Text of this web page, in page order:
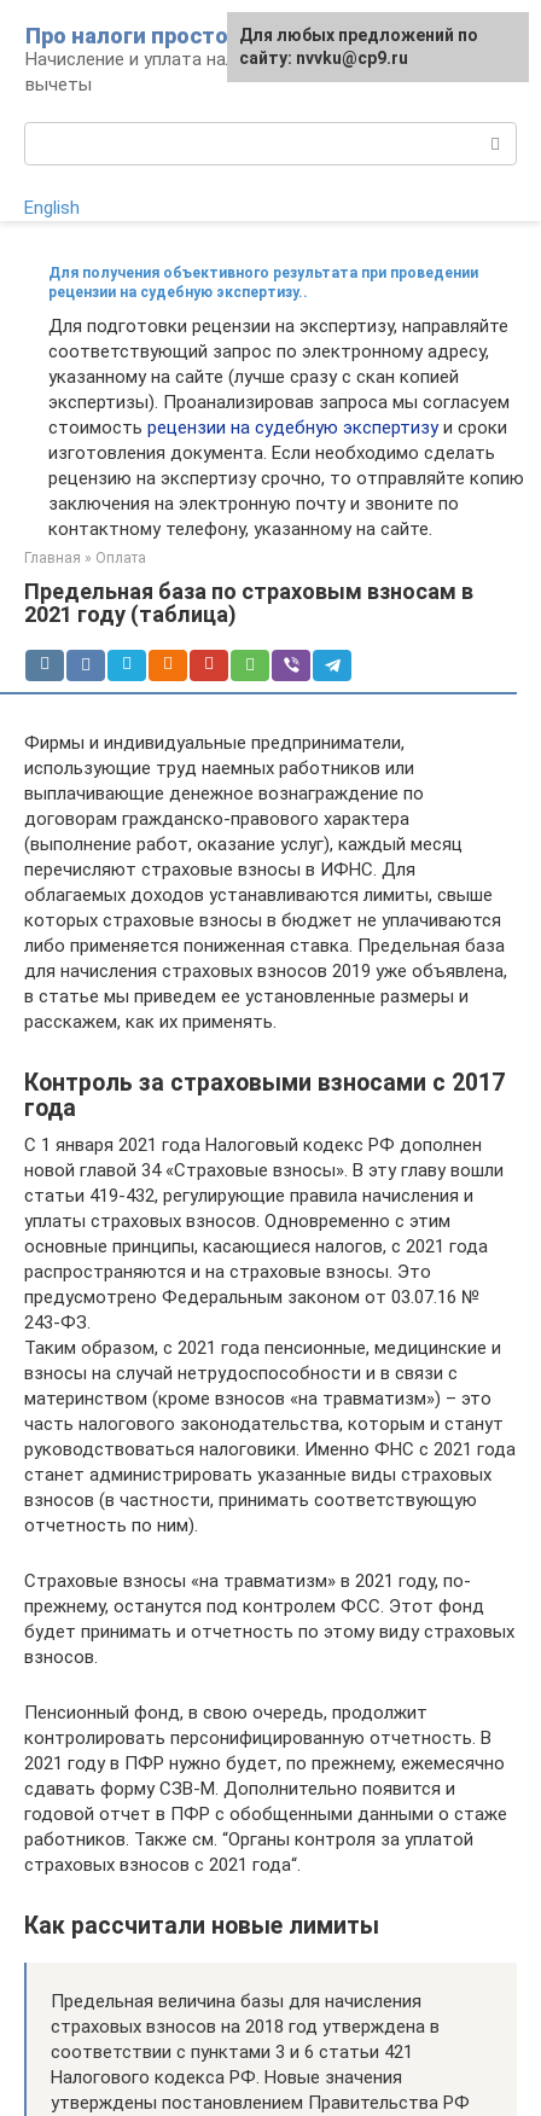
контенту
Про налоги просто
Начисление и уплата налогов, налоговые
вычеты
English
Для получения объективного результата при проведении
рецензии на судебную экспертизу..
Для подготовки рецензии на экспертизу, направляйте
соответствующий запрос по электронному адресу,
указанному на сайте (лучше сразу с скан копией
экспертизы). Проанализировав запроса мы согласуем
стоимость рецензии на судебную экспертизуи сроки
изготовления документа. Если необходимо сделать
рецензию на экспертизу срочно, то отправляйте копию
заключения на электронную почту и звоните по
контактному телефону, указанному на сайте.
Главная » Оплата
Предельная база по страховым взносам в
2021 году (таблица)
Фирмы и индивидуальные предприниматели,
использующие труд наемных работников или
выплачивающие денежное вознаграждение по
договорам гражданско-правового характера
(выполнение работ, оказание услуг), каждый месяц
перечисляют страховые взносы в ИФНС. Для
облагаемых доходов устанавливаются лимиты, свыше
которых страховые взносы в бюджет не уплачиваются
либо применяется пониженная ставка. Предельная база
для начисления страховых взносов 2019 уже объявлена,
в статье мы приведем ее установленные размеры и
расскажем, как их применять.
Контроль за страховыми взносами с 2017
года
С 1 января 2021 года Налоговый кодекс РФ дополнен
новой главой 34 «Страховые взносы». В эту главу вошли
статьи 419-432, регулирующие правила начисления и
уплаты страховых взносов. Одновременно с этим
основные принципы, касающиеся налогов, с 2021 года
распространяются и на страховые взносы. Это
предусмотрено Федеральным законом от 03.07.16 №
243-ФЗ.
Таким образом, с 2021 года пенсионные, медицинские и
взносы на случай нетрудоспособности и в связи с
материнством (кроме взносов «на травматизм») – это
часть налогового законодательства, которым и станут
руководствоваться налоговики. Именно ФНС с 2021 года
станет администрировать указанные виды страховых
взносов (в частности, принимать соответствующую
отчетность по ним).
Страховые взносы «на травматизм» в 2021 году, по-
прежнему, останутся под контролем ФСС. Этот фонд
будет принимать и отчетность по этому виду страховых
взносов.
Пенсионный фонд, в свою очередь, продолжит
контролировать персонифицированную отчетность. В
2021 году в ПФР нужно будет, по прежнему, ежемесячно
сдавать форму СЗВ-М. Дополнительно появится и
годовой отчет в ПФР с обобщенными данными о стаже
работников. Также см. “Органы контроля за уплатой
страховых взносов с 2021 года“.
Как рассчитали новые лимиты
Предельная величина базы для начисления
страховых взносов на 2018 год утверждена в
соответствии с пунктами 3 и 6 статьи 421
Налогового кодекса РФ. Новые значения
утверждены постановлением Правительства РФ
Для любых предложений по
сайту: nvvku@cp9.ru